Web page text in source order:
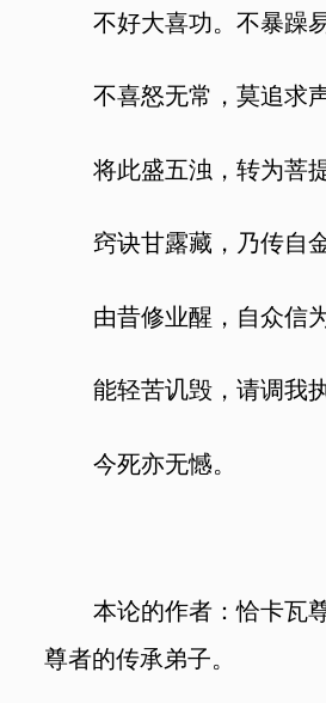
不好大喜功。不暴躁
不喜怒无常，莫追求声
将此盛五浊，转为菩
窍诀甘露藏，乃传自金
由昔修业醒，自众信
能轻苦讥毁，请调我
今死亦无憾。
本论的作者：恰卡瓦
尊者的传承弟子。